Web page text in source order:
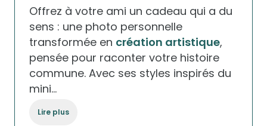
Offrez à votre ami un cadeau qui a du
sens : une photo personnelle
transformée en création artistique,
pensée pour raconter votre histoire
commune. Avec ses styles inspirés du
mini…
Lire plus